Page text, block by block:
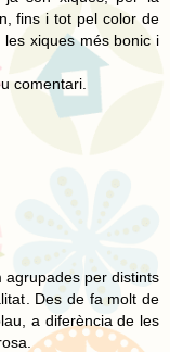
fins i tot pel color de
xiques més bonic i
comentari.
per distints
Des de fa molt de
a diferència de les